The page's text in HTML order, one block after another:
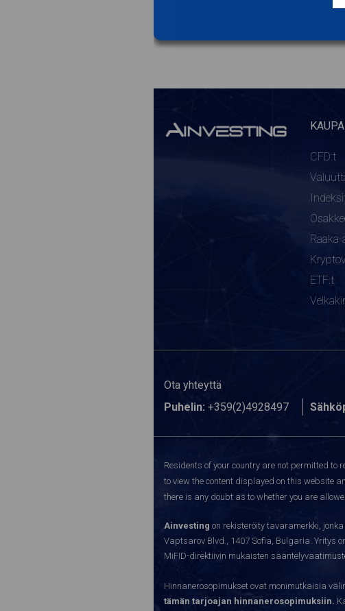
CFD:t
Raaka-
ETF:t
Ota yhteyttä
Puhelin: +359(2)4928497
Residents of your country are not permitted to
to view the content displayed on this website
there is any doubt as to whether you are
Ainvesting on rekisteröity tavaramerkki,
Vaptsarov Blvd., 1407 Sofia, Bulgaria. Yritys
MiFID-direktiivin mukaisten
Hinnanerosopimukset ovat monimutkaisia
tämän tarjoajan hinnanerosopimuksiin.